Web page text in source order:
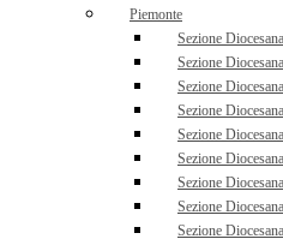
Piemonte
Sezione
Sezione
Sezione
Sezione
Sezione
Sezione
Sezione
Sezione
Sezione